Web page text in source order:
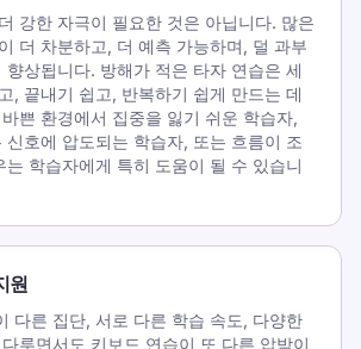
강한 자극이 필요한 것은 아닙니다. 많은
더 차분하고, 더 예측 가능하며, 덜 과부
향상됩니다. 방해가 적은 타자 연습은 세
, 끝내기 쉽고, 반복하기 쉽게 만드는 데
쁜 환경에서 집중을 잃기 쉬운 학습자,
신호에 압도되는 학습자, 또는 흐름이 조
는 학습자에게 특히 도움이 될 수 있습니
원
다른 집단, 서로 다른 학습 속도, 다양한
루면서도 키보드 연습이 또 다른 압박이